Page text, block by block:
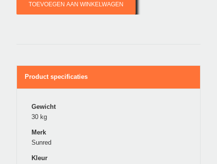
TOEVOEGEN AAN WINKELWAGEN
Product specificaties
Gewicht
30 kg
Merk
Sunred
Kleur